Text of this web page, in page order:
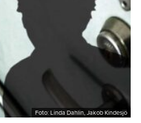
Foto: Linda Dahlin, Jakob Kindesjö